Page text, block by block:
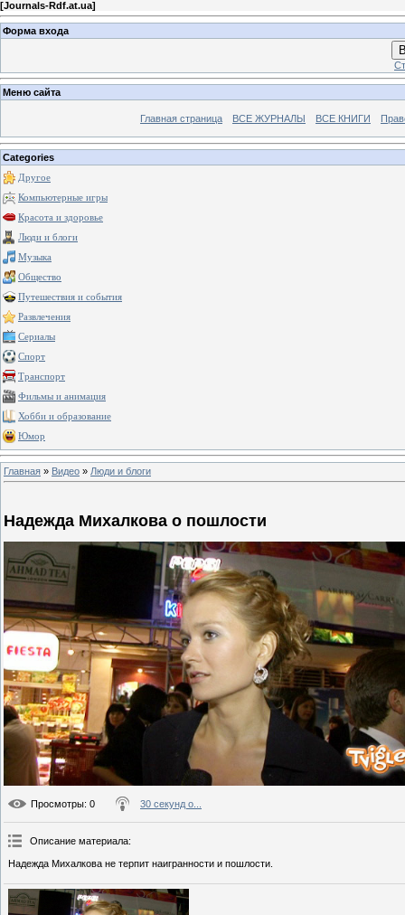
[Journals-Rdf.at.ua]
Форма входа
Меню сайта
Главная страница ВСЕ ЖУРНАЛЫ ВСЕ КНИГИ
Categories
Другое
Компьютерные игры
Красота и здоровье
Люди и блоги
Музыка
Общество
Путешествия и события
Развлечения
Сериалы
Спорт
Транспорт
Фильмы и анимация
Хобби и образование
Юмор
Главная » Видео » Люди и блоги
Надежда Михалкова о пошлости
Просмотры: 0 30 секунд о...
Описание материала:
Надежда Михалкова не терпит наигранности и пошлости.